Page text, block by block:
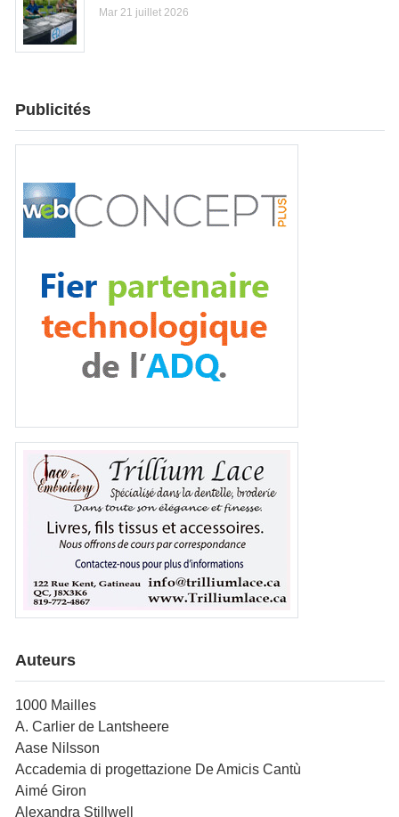
Mar 21 juillet 2026
Publicités
Auteurs
1000 Mailles
A. Carlier de Lantsheere
Aase Nilsson
Accademia di progettazione De Amicis Cantù
Aimé Giron
Alexandra Stillwell